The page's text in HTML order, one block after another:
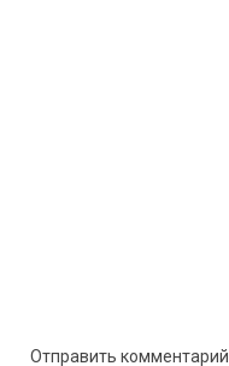
Отправить комментарий